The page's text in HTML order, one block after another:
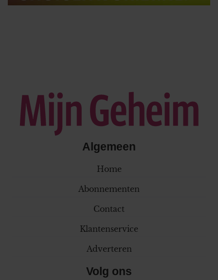
Algemeen
Home
Abonnementen
Contact
Klantenservice
Adverteren
Volg ons